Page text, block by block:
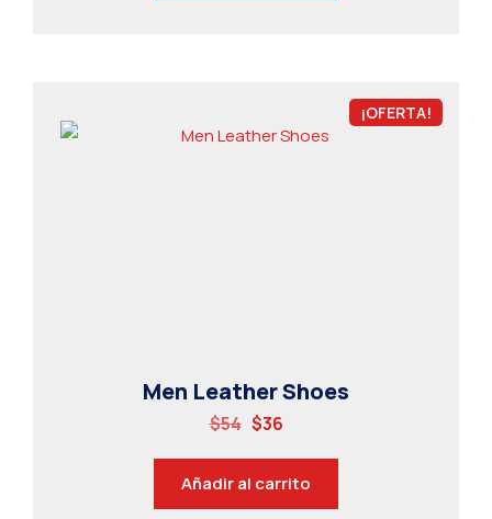
¡OFERTA!
Men Leather Shoes
$54 $36
Añadir al carrito